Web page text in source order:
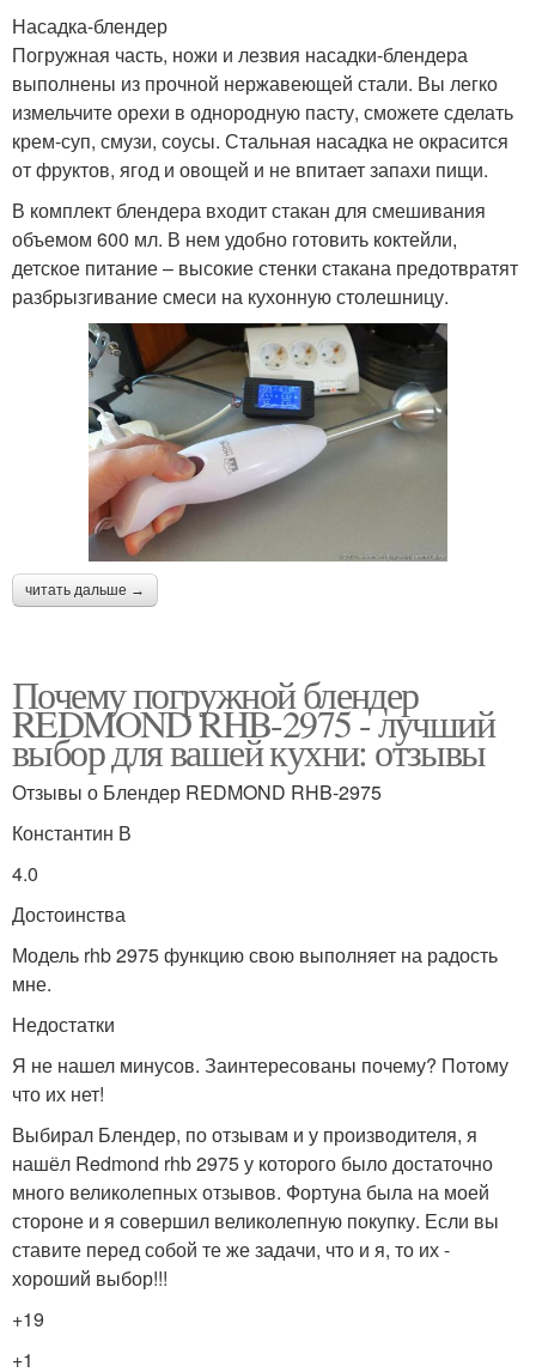
Насадка-блендер
Погружная часть, ножи и лезвия насадки-блендера
выполнены из прочной нержавеющей стали. Вы легко
измельчите орехи в однородную пасту, сможете сделать
крем-суп, смузи, соусы. Стальная насадка не окрасится
от фруктов, ягод и овощей и не впитает запахи пищи.
В комплект блендера входит стакан для смешивания
объемом 600 мл. В нем удобно готовить коктейли,
детское питание – высокие стенки стакана предотвратят
разбрызгивание смеси на кухонную столешницу.
читать дальше →
Почему погружной блендер
REDMOND RHB-2975 - лучший
выбор для вашей кухни: отзывы
Отзывы о Блендер REDMOND RHB-2975
Константин В
4.0
Достоинства
Модель rhb 2975 функцию свою выполняет на радость
мне.
Недостатки
Я не нашел минусов. Заинтересованы почему? Потому
что их нет!
Выбирал Блендер, по отзывам и у производителя, я
нашёл Redmond rhb 2975 у которого было достаточно
много великолепных отзывов. Фортуна была на моей
стороне и я совершил великолепную покупку. Если вы
ставите перед собой те же задачи, что и я, то их -
хороший выбор!!!
+19
+1